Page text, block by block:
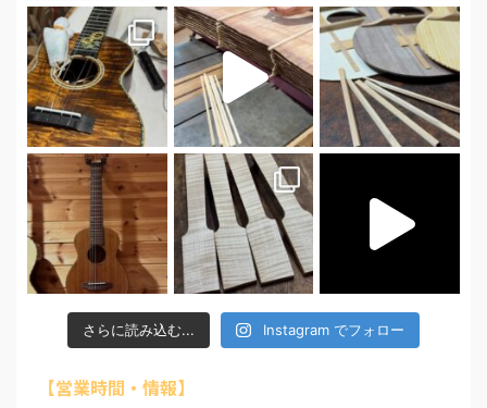
さらに読み込む... Instagram でフォロー
【営業時間・情報】